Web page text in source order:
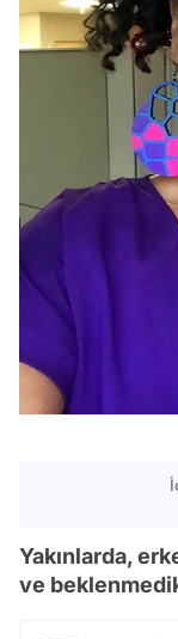
Yakınlarda,
ve